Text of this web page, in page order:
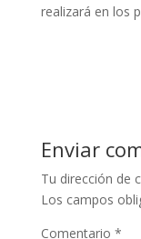
realizará en los
Enviar
Tu dirección de
Los campos
Comentario *